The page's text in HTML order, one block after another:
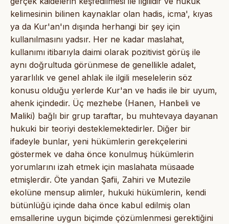
kelimesinin bilinen kaynaklar olan hadis, icma', kıyas
ya da Kur'an'ın dışında herhangi bir şey için
kullanılmasını yadsır. Her ne kadar maslahat,
kullanımı itibarıyla daimi olarak pozitivist görüş ile
aynı doğrultuda görünmese de genellikle adalet,
yararlılık ve genel ahlak ile ilgili meselelerin söz
konusu olduğu yerlerde Kur'an ve hadis ile bir uyum,
ahenk içindedir. Üç mezhebe (Hanen, Hanbeli ve
Maliki) bağlı bir grup taraftar, bu muhtevaya dayanan
hukuki bir teoriyi desteklemektedirler. Diğer bir
ifadeyle bunlar, yeni hükümlerin gerekçelerini
göstermek ve daha önce konulmuş hükümlerin
yorumlarını izah etmek için maslahata müsaade
etmişlerdir. Öte yandan Şafii, Zahiri ve Mutezile
ekolüne mensup alimler, hukuki hükümlerin, kendi
bütünlüğü içinde daha önce kabul edilmiş olan
emsallerine uygun biçimde çözümlenmesi gerektiğini